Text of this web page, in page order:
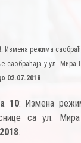
: Измена режима
саобраћаја у ул.
02.07.2018.
10: Измена
са ул.
.